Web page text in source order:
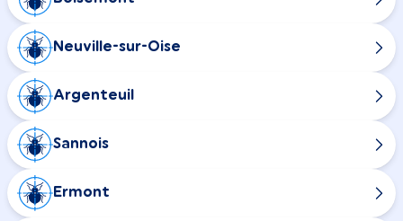
Neuville-sur-Oise
Argenteuil
Sannois
Ermont